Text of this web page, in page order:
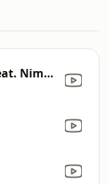
Lambo Diablo GT (feat. Nimo & Juju) [Remix]